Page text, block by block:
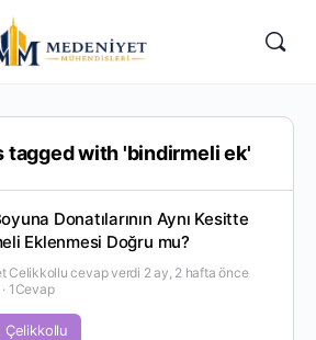
tagged with 'bindirmeli ek'
Donatılarının Aynı Kesitte
Eklenmesi Doğru mu?
Celikkollu cevap verdi 2 ay, 2 hafta önce
· 1Cevap
Çelikkollu